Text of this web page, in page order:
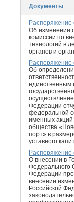
Документы
Распоряжение
Об изменении
комиссии по
технологий в
органов и
Распоряжение
Об
единственным
Федерации
федеральной
именных акций
общества
порт» в
уставного
Распоряжение
О внесении в
Федерального
Федерации
внесении
Российской